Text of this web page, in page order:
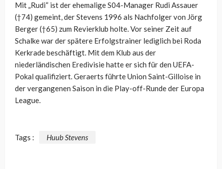
Mit „Rudi“ ist der ehemalige S04-Manager Rudi Assauer
(†74) gemeint, der Stevens 1996 als Nachfolger von Jörg
Berger (†65) zum Revierklub holte. Vor seiner Zeit auf
Schalke war der spätere Erfolgstrainer lediglich bei Roda
Kerkrade beschäftigt. Mit dem Klub aus der
niederländischen Eredivisie hatte er sich für den UEFA-
Pokal qualifiziert. Geraerts führte Union Saint-Gilloise in
der vergangenen Saison in die Play-off-Runde der Europa
League.
Tags : Huub Stevens